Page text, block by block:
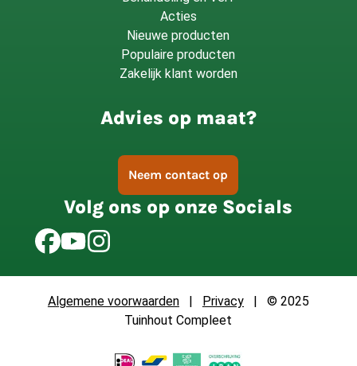
Acties
Nieuwe producten
Populaire producten
Zakelijk klant worden
Advies op maat?
Neem contact op
Volg ons op onze Socials
Algemene voorwaarden| Privacy| © 2025
Tuinhout Compleet